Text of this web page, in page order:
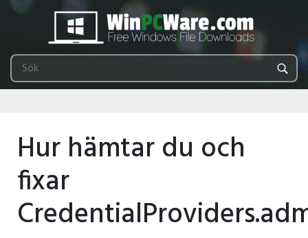
Hur hämtar du och
fixar